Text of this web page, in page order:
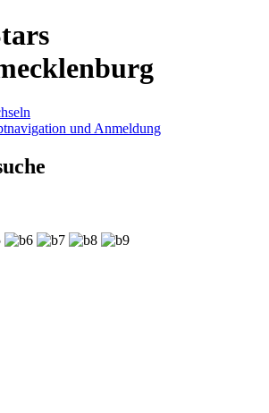
und Anmeldung